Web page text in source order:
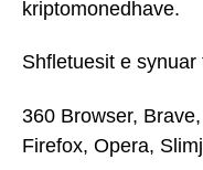
kriptomonedhave.
Shfletuesit e
360 Browser,
Firefox, Opera,